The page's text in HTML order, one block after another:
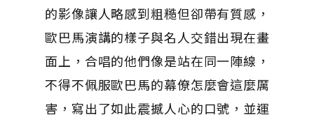
的影像讓人略感到粗糙但卻帶有質感，
歐巴馬演講的樣子與名人交錯出現在畫
面上，合唱的他們像是站在同一陣線，
不得不佩服歐巴馬的幕僚怎麼會這麼厲
害，寫出了如此震撼人心的口號，並運